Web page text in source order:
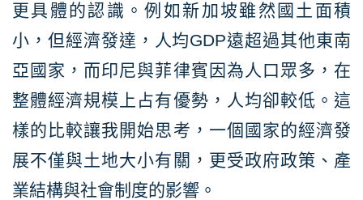
更具體的認識。例如新加坡雖然國土面積
小，但經濟發達，人均GDP遠超過其他東南
亞國家，而印尼與菲律賓因為人口眾多，在
整體經濟規模上占有優勢，人均卻較低。這
樣的比較讓我開始思考，一個國家的經濟發
展不僅與土地大小有關，更受政府政策、產
業結構與社會制度的影響。